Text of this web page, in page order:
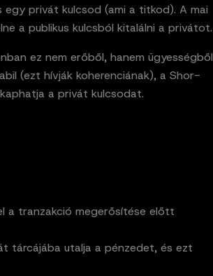
egy privát kulcsod (ami a titkod). A mai
a publikus kulcsból kitalálni a privátot.
ez nem erőből, hanem ügyességből
(ezt hívják koherenciának), a Shor-
a privát kulcsodat.
a tranzakció megerősítése előtt
tárcájába utalja a pénzedet, és ezt